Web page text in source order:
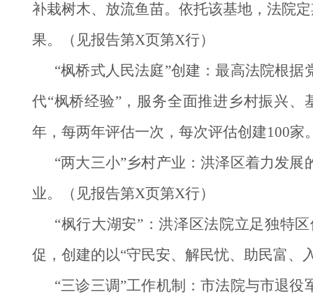
补栽树木、放流鱼苗。依托该基地，法院
果。（见报告第X页第X行）
“枫桥式人民法庭”创建：最高法院根
代“枫桥经验”，服务全面推进乡村振兴
年，每两年评估一次，每次评估创建100家
“两大三小”乡村产业：洪泽区着力发
业。（见报告第X页第X行）
“枫行大湖安”：洪泽区法院立足独特
促，创建的以“守民安、解民忧、助民富、
“三诊三调”工作机制：市法院与市退